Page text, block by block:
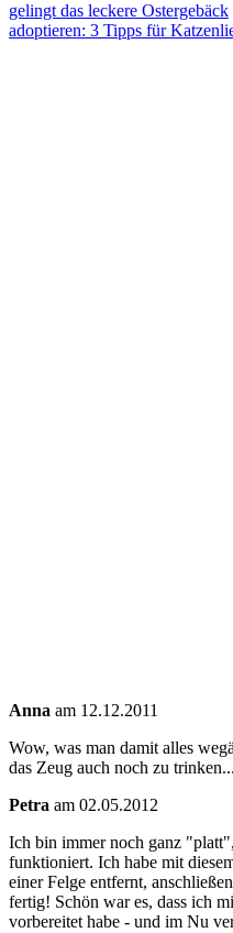
gelingt das leckere Ostergebäck
adoptieren: 3 Tipps für
Anna am 12.12.2011
Wow, was man damit alles
das Zeug auch noch zu trinken...
Petra am 02.05.2012
Ich bin immer noch ganz
funktioniert. Ich habe mit
einer Felge entfernt,
fertig! Schön war es, dass ich
vorbereitet habe - und im Nu